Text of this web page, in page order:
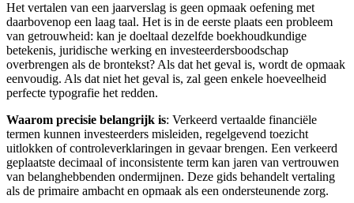
Het vertalen van een jaarverslag is geen opmaak oefening met
daarbovenop een laag taal. Het is in de eerste plaats een probleem
van getrouwheid: kan je doeltaal dezelfde boekhoudkundige
betekenis, juridische werking en investeerdersboodschap
overbrengen als de brontekst? Als dat het geval is, wordt de opmaak
eenvoudig. Als dat niet het geval is, zal geen enkele hoeveelheid
perfecte typografie het redden.
Waarom precisie belangrijk is: Verkeerd vertaalde financiële
termen kunnen investeerders misleiden, regelgevend toezicht
uitlokken of controleverklaringen in gevaar brengen. Een verkeerd
geplaatste decimaal of inconsistente term kan jaren van vertrouwen
van belanghebbenden ondermijnen. Deze gids behandelt vertaling
als de primaire ambacht en opmaak als een ondersteunende zorg.